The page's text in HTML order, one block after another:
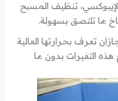
تنظيف المسبح
ما تلتصق بسهولة.
تعرف بحرارتها العالية
هذه التغيرات بدون ما